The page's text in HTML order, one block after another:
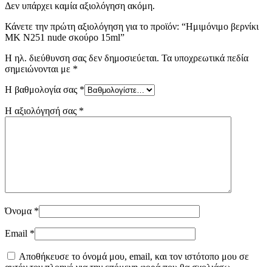
Δεν υπάρχει καμία αξιολόγηση ακόμη.
Κάνετε την πρώτη αξιολόγηση για το προϊόν: “Ημιμόνιμο βερνίκι
ΜΚ Ν251 nude σκούρο 15ml”
Η ηλ. διεύθυνση σας δεν δημοσιεύεται. Τα υποχρεωτικά πεδία
σημειώνονται με *
Η βαθμολογία σας *
Η αξιολόγησή σας *
Όνομα *
Email *
Αποθήκευσε το όνομά μου, email, και τον ιστότοπο μου σε